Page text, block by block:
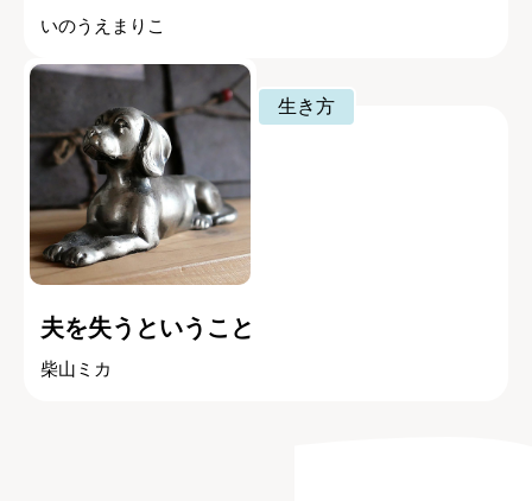
いのうえまりこ
生き方
夫を失うということ
柴山ミカ